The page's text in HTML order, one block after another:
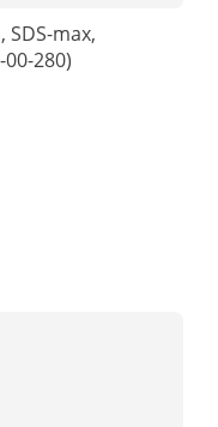
SDS-max,
280)